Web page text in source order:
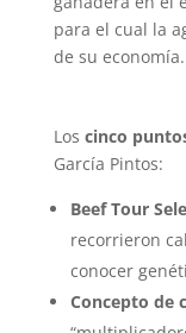
para el cual la
de su economía.
Los cinco
García Pintos:
Beef Tour
recorrieron
conocer
Concepto de